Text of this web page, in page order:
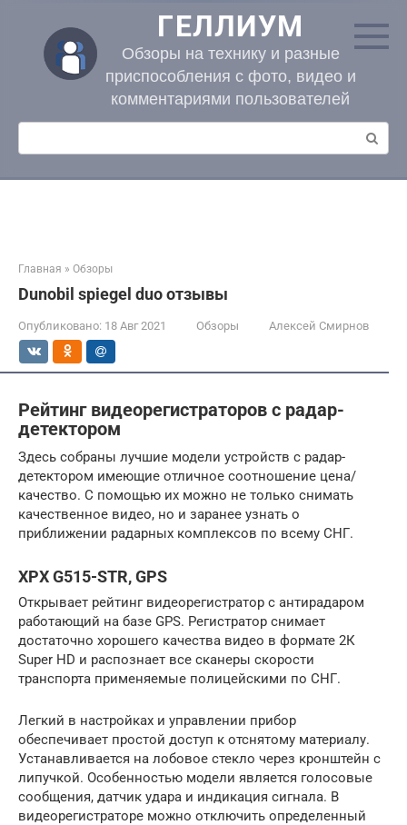
контенту
ГЕЛЛИУМ
Обзоры на технику и разные
приспособления с фото, видео и
комментариями пользователей
Поиск:
Главная » Обзоры
Dunobil spiegel duo отзывы
Опубликовано: 18 Авг 2021 Обзоры Алексей Смирнов
Рейтинг видеорегистраторов с радар-
детектором
Здесь собраны лучшие модели устройств с радар-
детектором имеющие отличное соотношение цена/
качество. С помощью их можно не только снимать
качественное видео, но и заранее узнать о
приближении радарных комплексов по всему СНГ.
XPX G515-STR, GPS
Открывает рейтинг видеорегистратор с антирадаром
работающий на базе GPS. Регистратор снимает
достаточно хорошего качества видео в формате 2К
Super HD и распознает все сканеры скорости
транспорта применяемые полицейскими по СНГ.
Легкий в настройках и управлении прибор
обеспечивает простой доступ к отснятому материалу.
Устанавливается на лобовое стекло через кронштейн с
липучкой. Особенностью модели является голосовые
сообщения, датчик удара и индикация сигнала. В
видеорегистраторе можно отключить определенный